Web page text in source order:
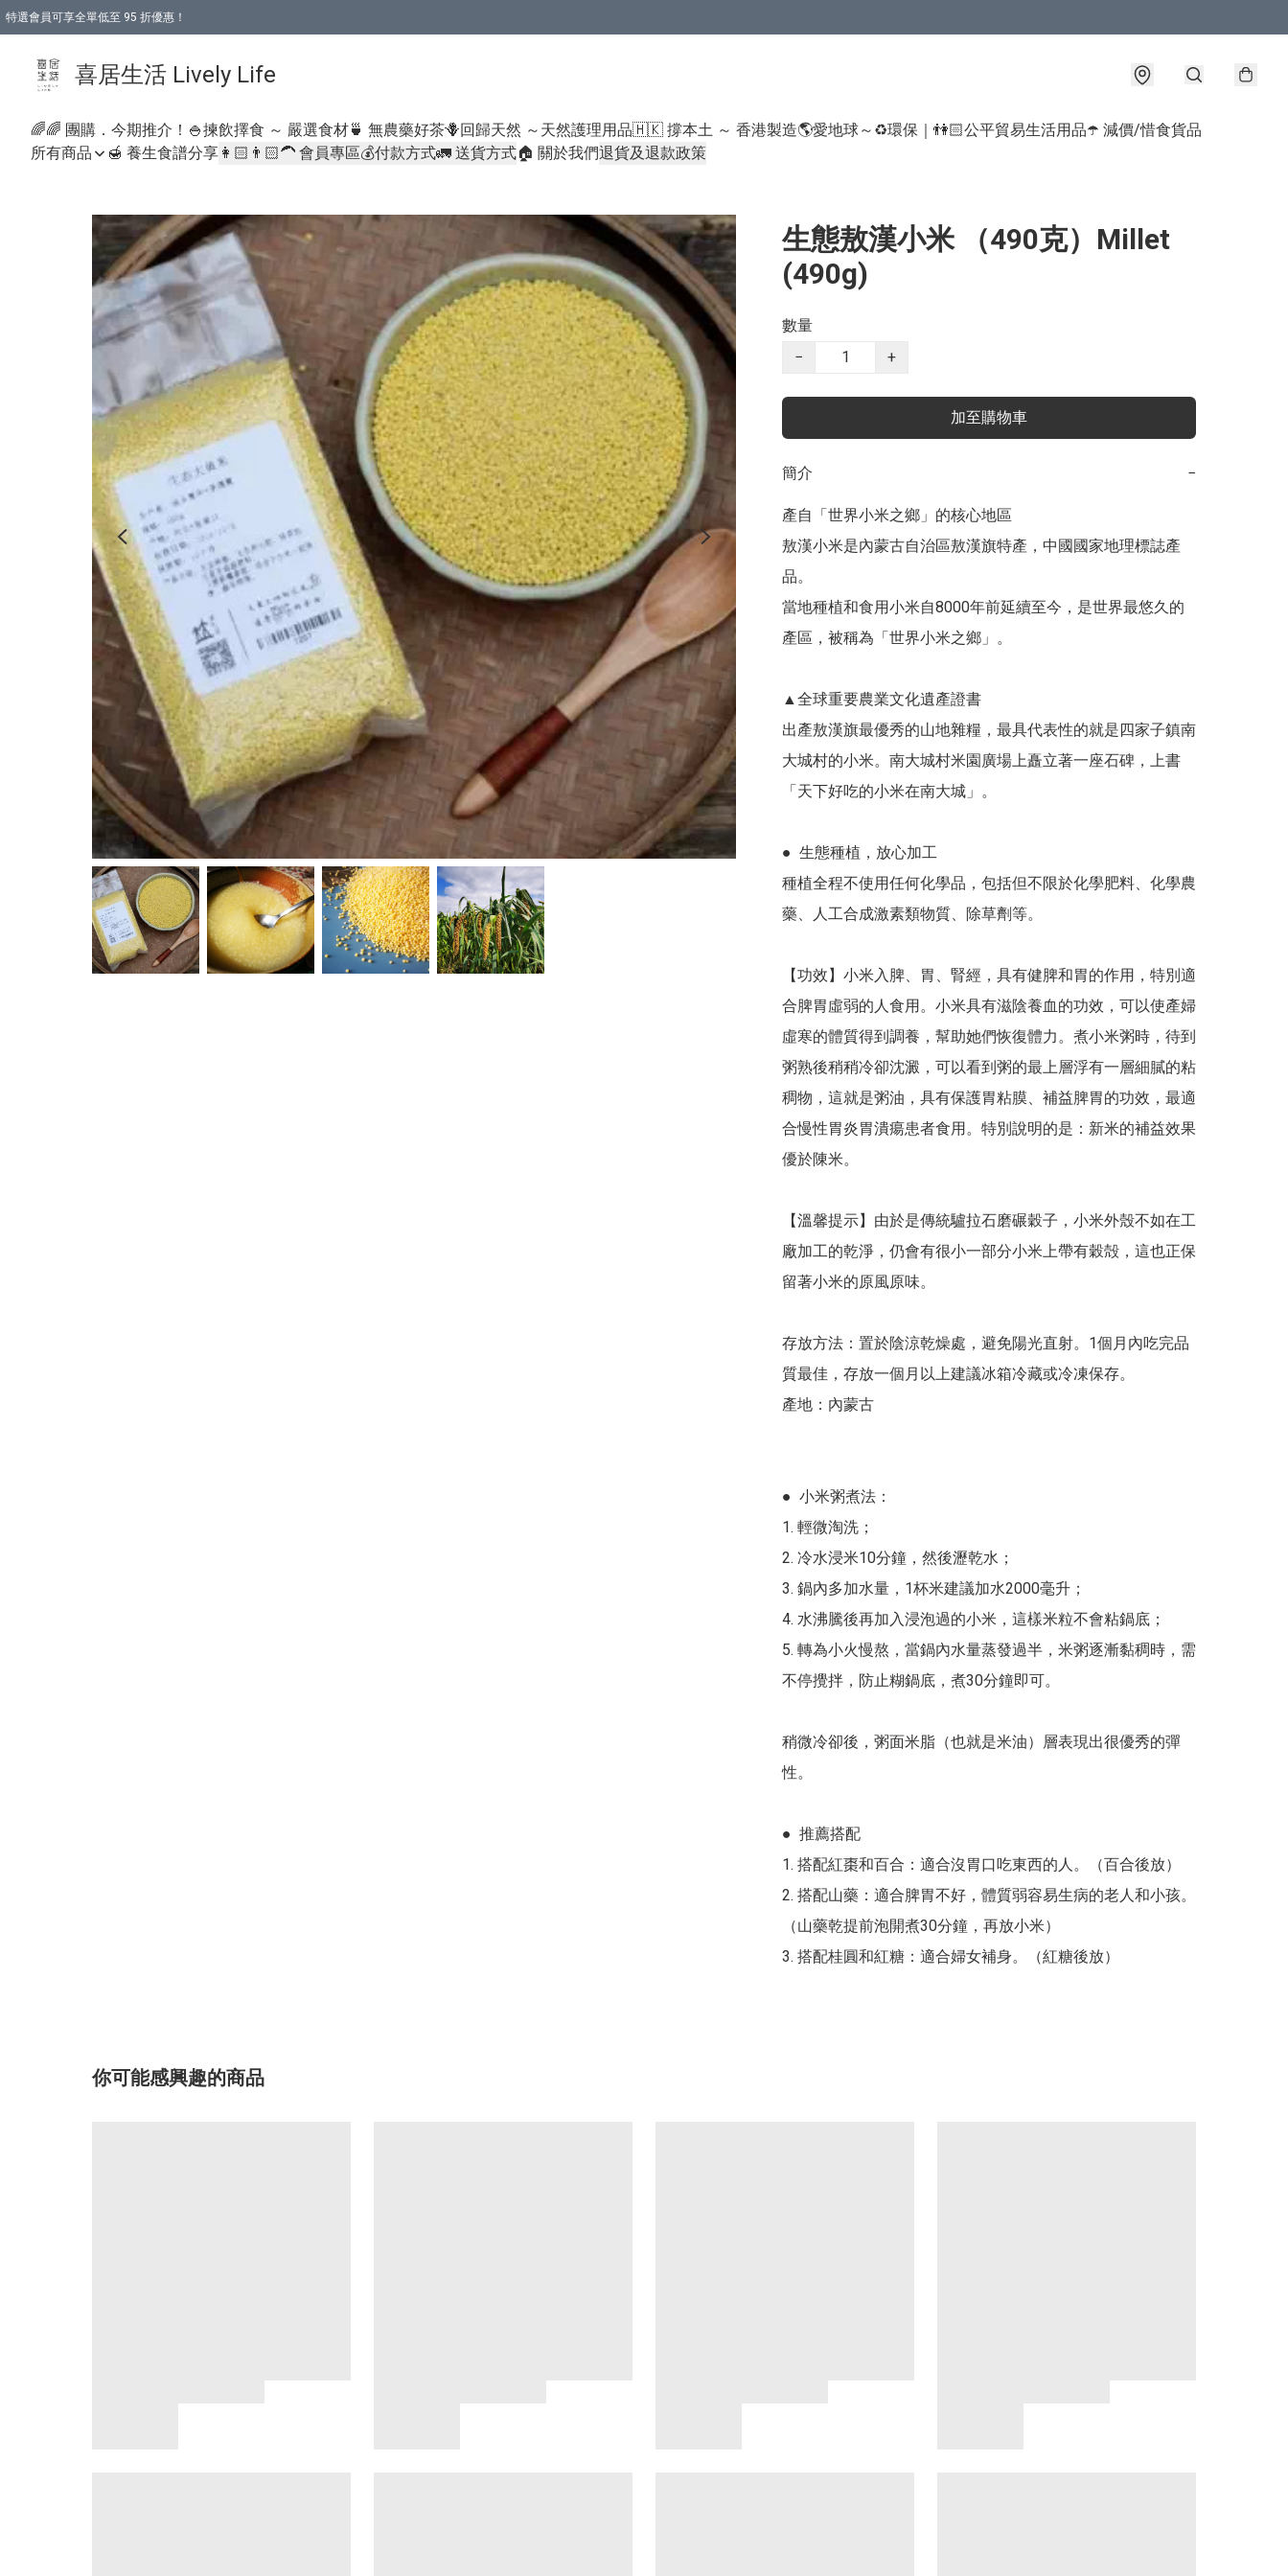
特選會員可享全單低至 95 折優惠！
喜居生活 Lively Life
🌈🌈 團購．今期推介！ 🍚揀飲擇食 ～ 嚴選食材🍵 無農藥好茶🪻回歸天然 ～天然護理用品🇭🇰 撐本土 ～ 香港製造🌎愛地球～♻️環保｜👫🏻公平貿易生活用品☂️ 減價/惜食貨品
所有商品
🍯 養生食譜分享 👩🏻👨🏻‍🦱 會員專區💰付款方式🚛 送貨方式🏠 關於我們退貨及退款政策
生態敖漢小米 （490克）Millet
(490g)
數量
−
+
加至購物車
簡介 −
產自「世界小米之鄉」的核心地區
敖漢小米是內蒙古自治區敖漢旗特產，中國國家地理標誌產
品。
當地種植和食用小米自8000年前延續至今，是世界最悠久的
產區，被稱為「世界小米之鄉」。
▲全球重要農業文化遺產證書
出產敖漢旗最優秀的山地雜糧，最具代表性的就是四家子鎮南
大城村的小米。南大城村米園廣場上矗立著一座石碑，上書
「天下好吃的小米在南大城」。
●  生態種植，放心加工
種植全程不使用任何化學品，包括但不限於化學肥料、化學農
藥、人工合成激素類物質、除草劑等。
【功效】小米入脾、胃、腎經，具有健脾和胃的作用，特別適
合脾胃虛弱的人食用。小米具有滋陰養血的功效，可以使產婦
虛寒的體質得到調養，幫助她們恢復體力。煮小米粥時，待到
粥熟後稍稍冷卻沈澱，可以看到粥的最上層浮有一層細膩的粘
稠物，這就是粥油，具有保護胃粘膜、補益脾胃的功效，最適
合慢性胃炎胃潰瘍患者食用。特別說明的是：新米的補益效果
優於陳米。
【溫馨提示】由於是傳統驢拉石磨碾穀子，小米外殼不如在工
廠加工的乾淨，仍會有很小一部分小米上帶有穀殻，這也正保
留著小米的原風原味。
存放方法：置於陰涼乾燥處，避免陽光直射。1個月內吃完品
質最佳，存放一個月以上建議冰箱冷藏或冷凍保存。
產地：內蒙古
●  小米粥煮法：
1. 輕微淘洗；
2. 冷水浸米10分鐘，然後瀝乾水；
3. 鍋內多加水量，1杯米建議加水2000毫升；
4. 水沸騰後再加入浸泡過的小米，這樣米粒不會粘鍋底；
5. 轉為小火慢熬，當鍋內水量蒸發過半，米粥逐漸黏稠時，需
不停攪拌，防止糊鍋底，煮30分鐘即可。
稍微冷卻後，粥面米脂（也就是米油）層表現出很優秀的彈
性。
●  推薦搭配
1. 搭配紅棗和百合：適合沒胃口吃東西的人。（百合後放）
2. 搭配山藥：適合脾胃不好，體質弱容易生病的老人和小孩。
（山藥乾提前泡開煮30分鐘，再放小米）
3. 搭配桂圓和紅糖：適合婦女補身。（紅糖後放）
你可能感興趣的商品